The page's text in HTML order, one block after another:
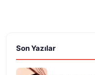
Son Yazılar